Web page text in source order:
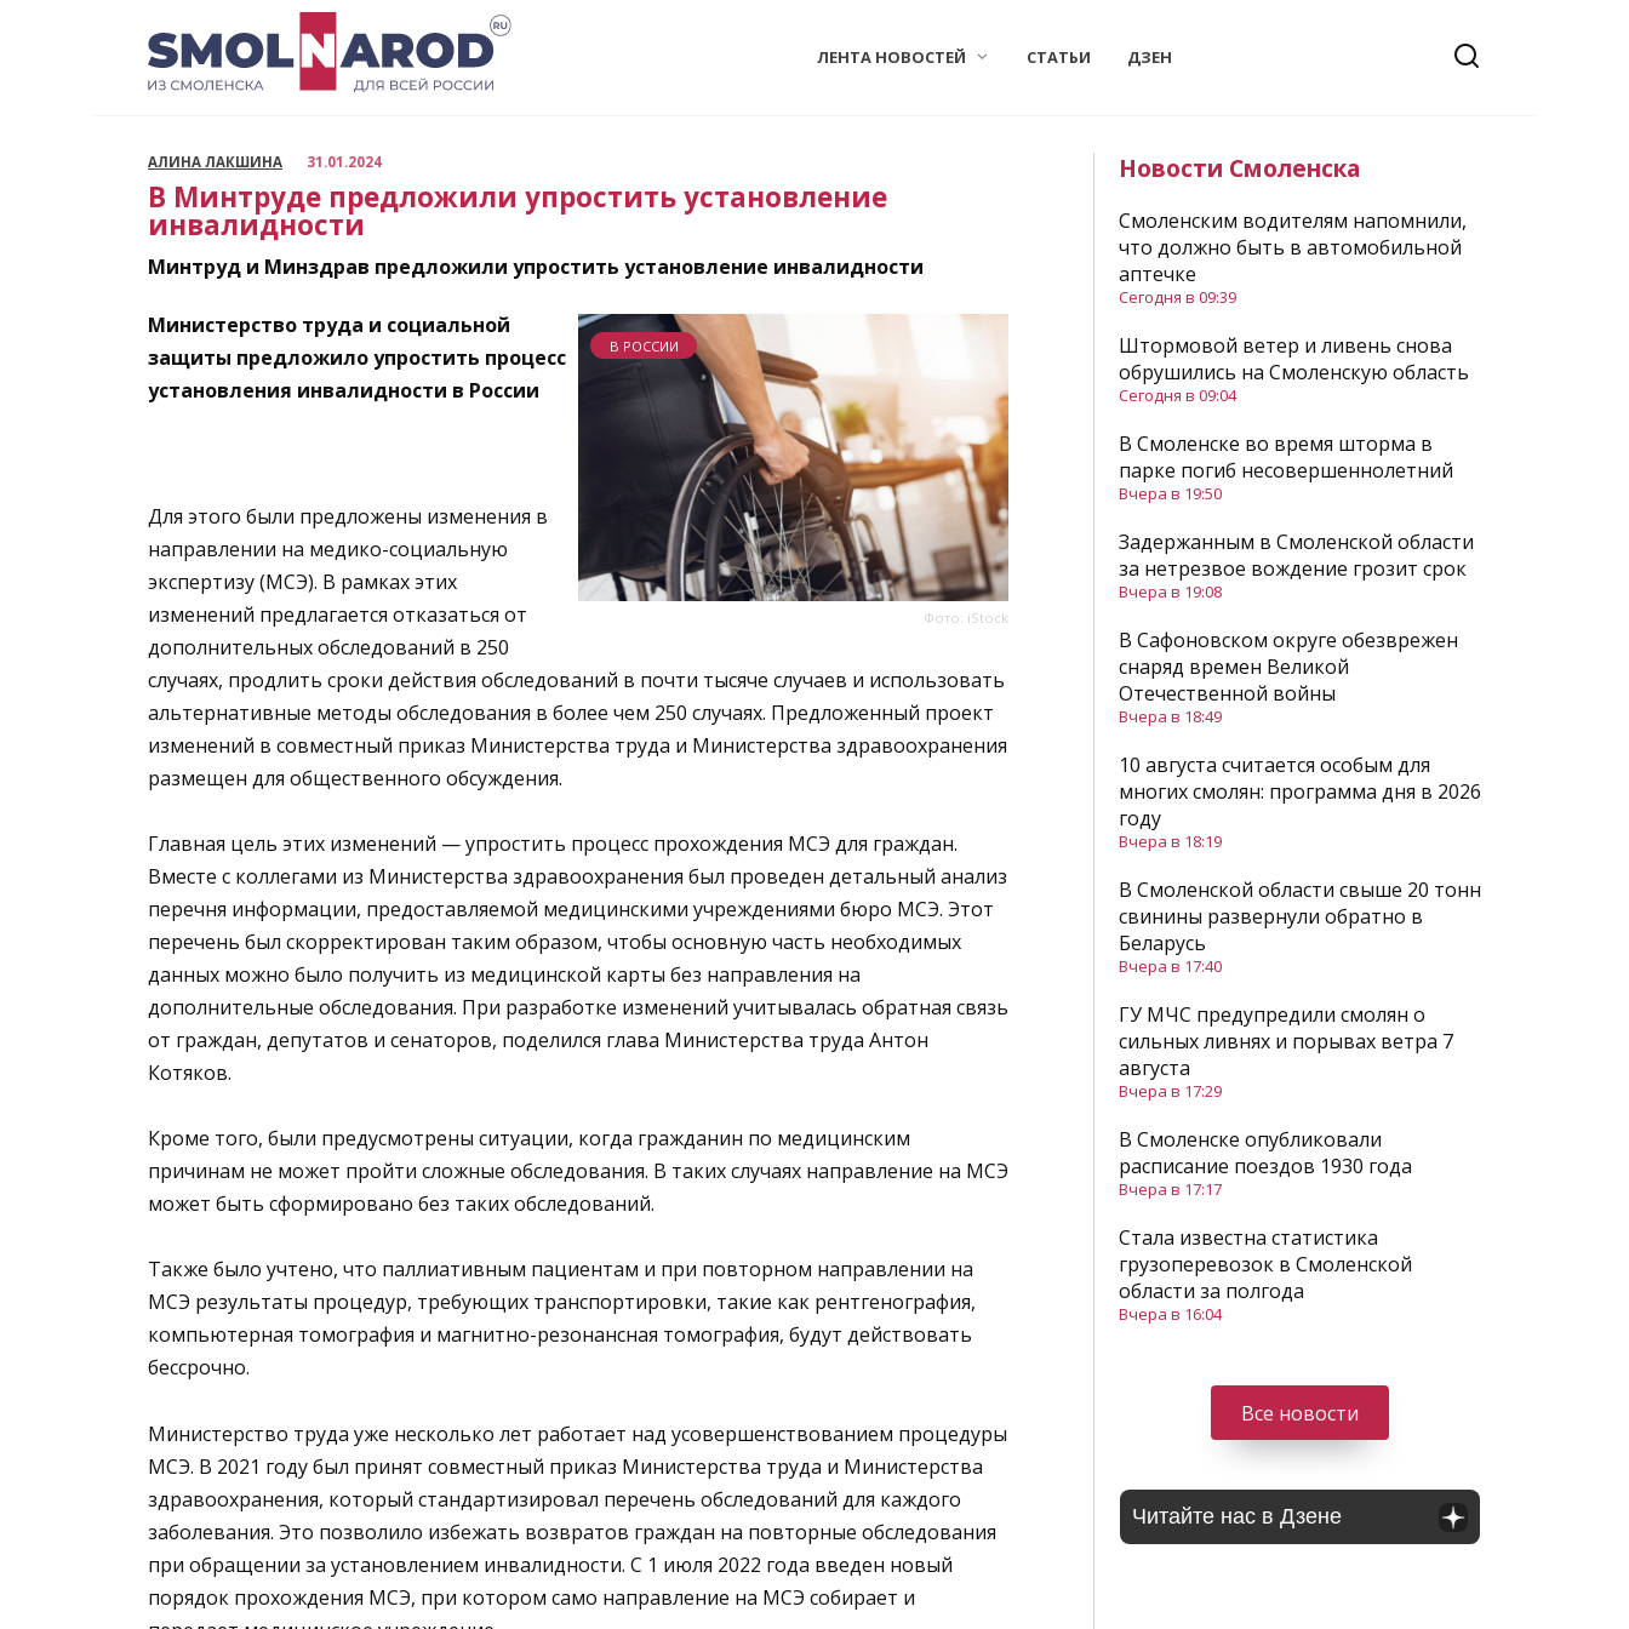
ЛЕНТА НОВОСТЕЙ СТАТЬИ ДЗЕН
АЛИНА ЛАКШИНА 31.01.2024
В Минтруде предложили упростить установление
инвалидности
Минтруд и Минздрав предложили упростить установление инвалидности
Фото: iStock
В РОССИИ
Министерство труда и социальной
защиты предложило упростить процесс
установления инвалидности в России
Для этого были предложены изменения в
направлении на медико-социальную
экспертизу (МСЭ). В рамках этих
изменений предлагается отказаться от
дополнительных обследований в 250
случаях, продлить сроки действия обследований в почти тысяче случаев и использовать
альтернативные методы обследования в более чем 250 случаях. Предложенный проект
изменений в совместный приказ Министерства труда и Министерства здравоохранения
размещен для общественного обсуждения.
Главная цель этих изменений — упростить процесс прохождения МСЭ для граждан.
Вместе с коллегами из Министерства здравоохранения был проведен детальный анализ
перечня информации, предоставляемой медицинскими учреждениями бюро МСЭ. Этот
перечень был скорректирован таким образом, чтобы основную часть необходимых
данных можно было получить из медицинской карты без направления на
дополнительные обследования. При разработке изменений учитывалась обратная связь
от граждан, депутатов и сенаторов, поделился глава Министерства труда Антон
Котяков.
Кроме того, были предусмотрены ситуации, когда гражданин по медицинским
причинам не может пройти сложные обследования. В таких случаях направление на МСЭ
может быть сформировано без таких обследований.
Также было учтено, что паллиативным пациентам и при повторном направлении на
МСЭ результаты процедур, требующих транспортировки, такие как рентгенография,
компьютерная томография и магнитно-резонансная томография, будут действовать
бессрочно.
Министерство труда уже несколько лет работает над усовершенствованием процедуры
МСЭ. В 2021 году был принят совместный приказ Министерства труда и Министерства
здравоохранения, который стандартизировал перечень обследований для каждого
заболевания. Это позволило избежать возвратов граждан на повторные обследования
при обращении за установлением инвалидности. С 1 июля 2022 года введен новый
порядок прохождения МСЭ, при котором само направление на МСЭ собирает и
Новости Смоленска
Смоленским водителям напомнили,
что должно быть в автомобильной
аптечке
Сегодня в 09:39
Штормовой ветер и ливень снова
обрушились на Смоленскую область
Сегодня в 09:04
В Смоленске во время шторма в
парке погиб несовершеннолетний
Вчера в 19:50
Задержанным в Смоленской области
за нетрезвое вождение грозит срок
Вчера в 19:08
В Сафоновском округе обезврежен
снаряд времен Великой
Отечественной войны
Вчера в 18:49
10 августа считается особым для
многих смолян: программа дня в 2026
году
Вчера в 18:19
В Смоленской области свыше 20 тонн
свинины развернули обратно в
Беларусь
Вчера в 17:40
ГУ МЧС предупредили смолян о
сильных ливнях и порывах ветра 7
августа
Вчера в 17:29
В Смоленске опубликовали
расписание поездов 1930 года
Вчера в 17:17
Стала известна статистика
грузоперевозок в Смоленской
области за полгода
Вчера в 16:04
Все новости
Читайте нас в Дзене